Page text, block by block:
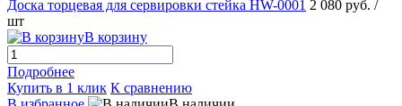
Доска торцевая для сервировки стейка HW-0001 2 080 руб. /
шт
В корзину
Подробнее
Купить в 1 клик К сравнению